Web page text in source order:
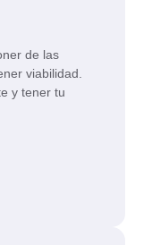
de las
viabilidad.
y tener tu